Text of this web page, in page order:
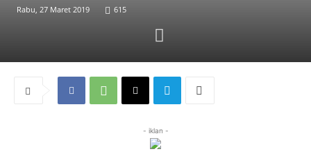
Rabu, 27 Maret 2019 615
- iklan -